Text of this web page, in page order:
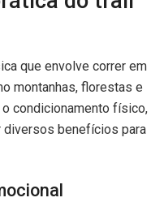
que envolve correr em
montanhas, florestas e
condicionamento físico,
diversos benefícios para